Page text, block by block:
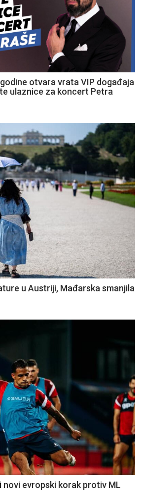
otvara vrata VIP događaja
ulaznice za koncert Petra
u Austriji, Mađarska smanjila
novi evropski korak protiv ML